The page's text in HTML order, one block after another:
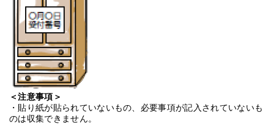
＜注意事項＞
・貼り紙が貼られていないもの、必要事項が記入されていないも
のは収集できません。